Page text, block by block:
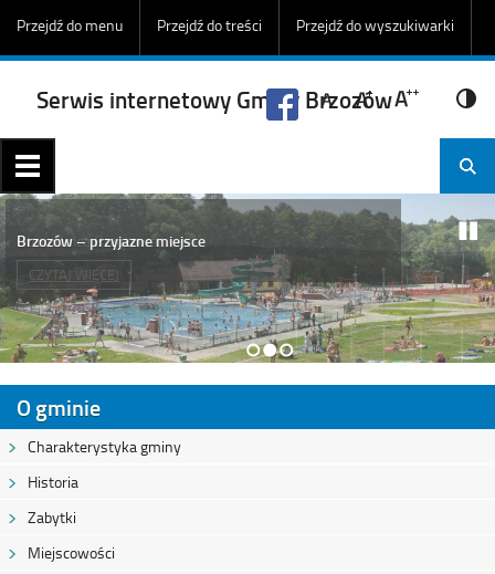
Przejdź do menu Przejdź do treści Przejdź do wyszukiwarki
Serwis internetowy Gminy Brzozów
Brzozów – przyjazne miejsce
1 2 3
O gminie
Charakterystyka gminy
Historia
Zabytki
Miejscowości